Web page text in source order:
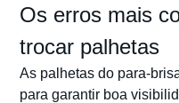
Os erros mais
trocar palhetas
As palhetas do para-
para garantir boa